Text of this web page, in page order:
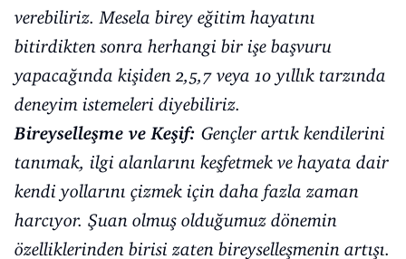
verebiliriz. Mesela birey eğitim hayatını
bitirdikten sonra herhangi bir işe başvuru
yapacağında kişiden 2,5,7 veya 10 yıllık tarzında
deneyim istemeleri diyebiliriz.
Bireyselleşme ve Keşif: Gençler artık kendilerini
tanımak, ilgi alanlarını keşfetmek ve hayata dair
kendi yollarını çizmek için daha fazla zaman
harcıyor. Şuan olmuş olduğumuz dönemin
özelliklerinden birisi zaten bireyselleşmenin artışı.